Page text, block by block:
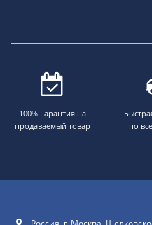
100% Гарантия на
продаваемый товар
по